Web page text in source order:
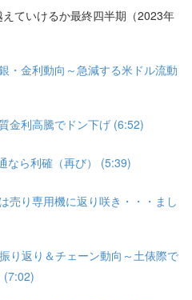
ていけるか最終四半期（2023年
・金利動向～急減する米ドル流動
金利高騰でドン下げ (6:52)
なら利確（再び） (5:39)
売り専用機に返り咲き・・・まし
り返り＆チェーン動向～土俵際で
(7:02)